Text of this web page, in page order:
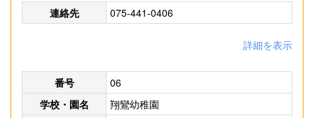
連絡先 075-441-0406
詳細を表示
番号
06
学校・園名
翔鸞幼稚園